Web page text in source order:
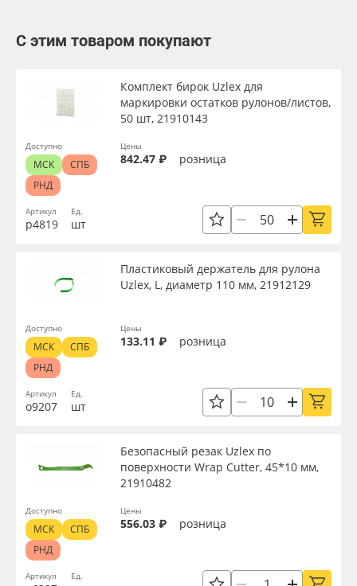
С этим товаром покупают
Артикул
р4819
Комплект бирок Uzlex для
маркировки остатков рулонов/листов,
50 шт, 21910143
Ед.
шт
Цены
842.47 ₽ розница
Доступно
МСК
СПБ
РНД
Артикул
о9207
Пластиковый держатель для рулона
Uzlex, L, диаметр 110 мм, 21912129
Ед.
шт
Цены
133.11 ₽ розница
Доступно
МСК
СПБ
РНД
Артикул
Безопасный резак Uzlex по
поверхности Wrap Cutter, 45*10 мм,
21910482
Ед.
Цены
556.03 ₽ розница
Доступно
МСК
СПБ
РНД